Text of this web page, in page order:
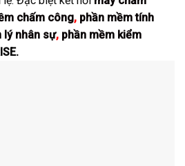
chấm công, phần mềm tính
lý nhân sự, phần mềm kiểm